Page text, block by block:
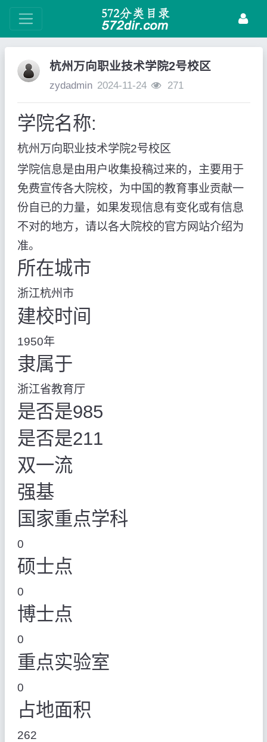
杭州万向职业技术学院2号校区
zydadmin 2024-11-24 271
学院名称:
杭州万向职业技术学院2号校区
学院信息是由用户收集投稿过来的，主要用于
免费宣传各大院校，为中国的教育事业贡献一
份自已的力量，如果发现信息有变化或有信息
不对的地方，请以各大院校的官方网站介绍为
准。
所在城市
浙江杭州市
建校时间
1950年
隶属于
浙江省教育厅
是否是985
是否是211
双一流
强基
国家重点学科
0
硕士点
0
博士点
0
重点实验室
0
占地面积
262